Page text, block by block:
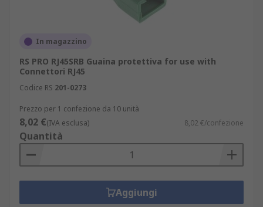
In magazzino
RS PRO RJ45SRB Guaina protettiva for use with
Connettori RJ45
Codice RS 201-0273
Prezzo per 1 confezione da 10 unità
8,02 €(IVA esclusa) 8,02 €/confezione
Quantità
Aggiungi